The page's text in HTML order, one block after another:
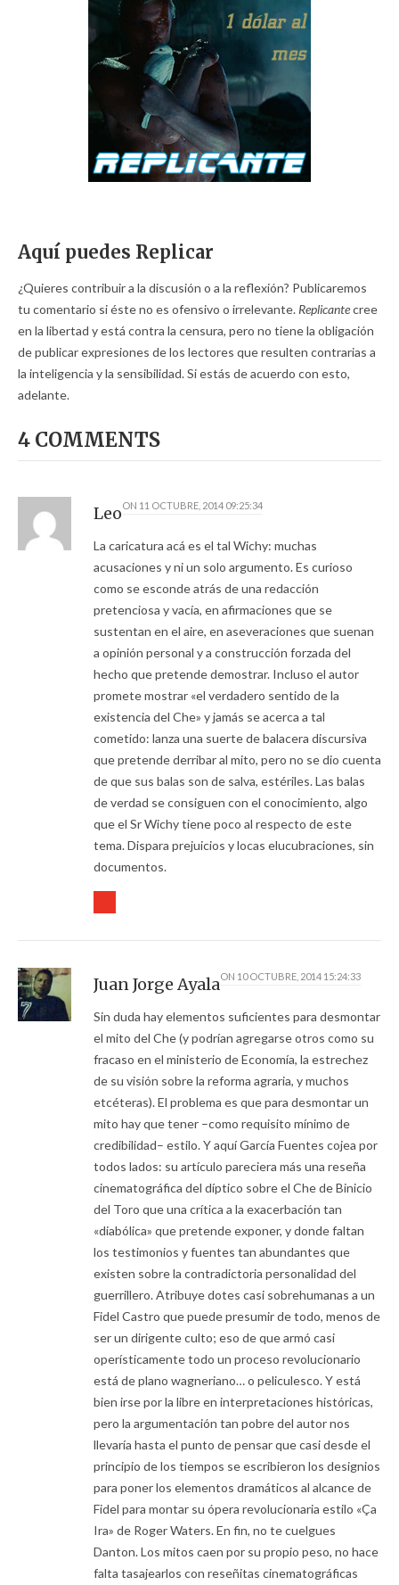
Aquí puedes Replicar
¿Quieres contribuir a la discusión o a la reflexión? Publicaremos
tu comentario si éste no es ofensivo o irrelevante. Replicantecree
en la libertad y está contra la censura, pero no tiene la obligación
de publicar expresiones de los lectores que resulten contrarias a
la inteligencia y la sensibilidad. Si estás de acuerdo con esto,
adelante.
4 COMMENTS
LeoON 11 OCTUBRE, 2014 09:25:34
La caricatura acá es el tal Wichy: muchas
acusaciones y ni un solo argumento. Es curioso
como se esconde atrás de una redacción
pretenciosa y vacía, en afirmaciones que se
sustentan en el aire, en aseveraciones que suenan
a opinión personal y a construcción forzada del
hecho que pretende demostrar. Incluso el autor
promete mostrar «el verdadero sentido de la
existencia del Che» y jamás se acerca a tal
cometido: lanza una suerte de balacera discursiva
que pretende derribar al mito, pero no se dio cuenta
de que sus balas son de salva, estériles. Las balas
de verdad se consiguen con el conocimiento, algo
que el Sr Wichy tiene poco al respecto de este
tema. Dispara prejuicios y locas elucubraciones, sin
documentos.
Juan Jorge AyalaON 10 OCTUBRE, 2014 15:24:33
Sin duda hay elementos suficientes para desmontar
el mito del Che (y podrían agregarse otros como su
fracaso en el ministerio de Economía, la estrechez
de su visión sobre la reforma agraria, y muchos
etcéteras). El problema es que para desmontar un
mito hay que tener –como requisito mínimo de
credibilidad– estilo. Y aquí García Fuentes cojea por
todos lados: su artículo pareciera más una reseña
cinematográfica del díptico sobre el Che de Binicio
del Toro que una crítica a la exacerbación tan
«diabólica» que pretende exponer, y donde faltan
los testimonios y fuentes tan abundantes que
existen sobre la contradictoria personalidad del
guerrillero. Atribuye dotes casi sobrehumanas a un
Fidel Castro que puede presumir de todo, menos de
ser un dirigente culto; eso de que armó casi
operísticamente todo un proceso revolucionario
está de plano wagneriano… o peliculesco. Y está
bien irse por la libre en interpretaciones históricas,
pero la argumentación tan pobre del autor nos
llevaría hasta el punto de pensar que casi desde el
principio de los tiempos se escribieron los designios
para poner los elementos dramáticos al alcance de
Fidel para montar su ópera revolucionaria estilo «Ça
Ira» de Roger Waters. En fin, no te cuelgues
Danton. Los mitos caen por su propio peso, no hace
falta tasajearlos con reseñitas cinematográficas